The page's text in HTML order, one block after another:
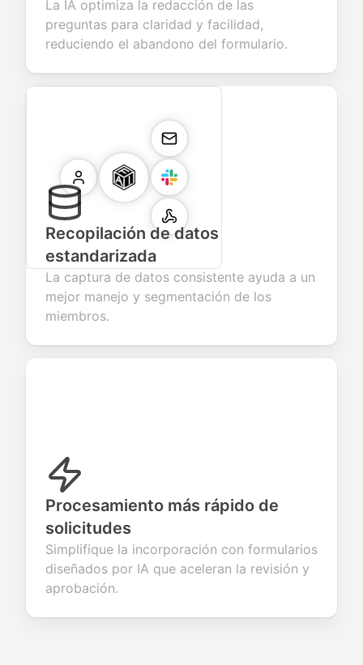
La IA optimiza la redacción de las
preguntas para claridad y facilidad,
reduciendo el abandono del formulario.
Recopilación de datos
estandarizada
La captura de datos consistente ayuda a un
mejor manejo y segmentación de los
miembros.
Procesamiento más rápido de
solicitudes
Simplifique la incorporación con formularios
diseñados por IA que aceleran la revisión y
aprobación.